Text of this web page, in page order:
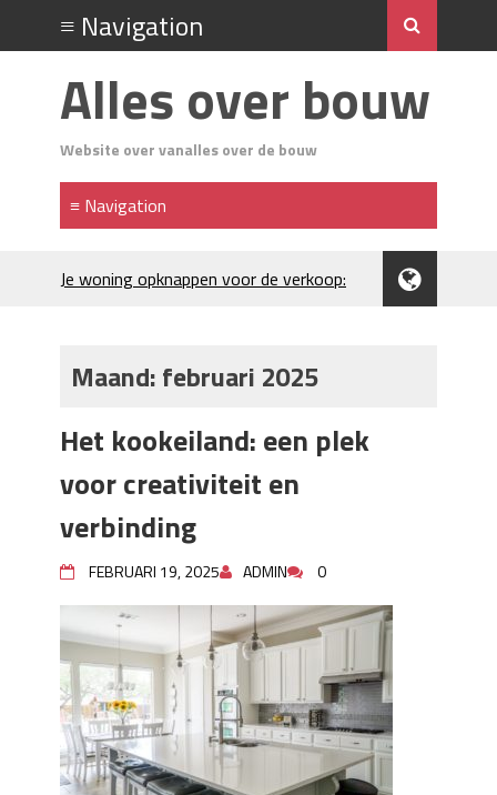
Alles over bouw
Website over vanalles over de bouw
Je woning opknappen voor de verkoop:
evenementen
metingen, geurneutralisatie en
Kunststof erfafscheiding: duurzame
keuze voor iedere tuin
Wat is een sleuvenzaagmachine en
wanneer gebruik je hem?
Wonen in balans en comfort
Wanneer is het slim om een
graafmachine te huren in plaats van te
kopen?
Buitenleven, de tuin en een hangmat
kopen
Verbouwen? Sla je inboedel tijdelijk op!
Waar let je op bij het kiezen van een
Maand:februari 2025
Het kookeiland: een plek
voor creativiteit en
verbinding
FEBRUARI 19, 2025 ADMIN 0